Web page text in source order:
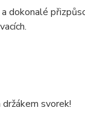
dokonalé
svorek!